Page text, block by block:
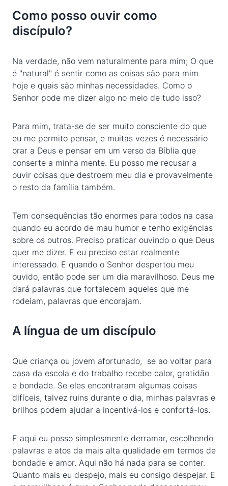
Como posso ouvir como
discípulo?
Na verdade, não vem naturalmente para mim; O que
é "natural" é sentir como as coisas são para mim
hoje e quais são minhas necessidades. Como o
Senhor pode me dizer algo no meio de tudo isso?
Para mim, trata-se de ser muito consciente do que
eu me permito pensar, e muitas vezes é necessário
orar a Deus e pensar em um verso da Bíblia que
conserte a minha mente. Eu posso me recusar a
ouvir coisas que destroem meu dia e provavelmente
o resto da família também.
Tem consequências tão enormes para todos na casa
quando eu acordo de mau humor e tenho exigências
sobre os outros. Preciso praticar ouvindo o que Deus
quer me dizer. E eu preciso estar realmente
interessado. E quando o Senhor despertou meu
ouvido, então pode ser um dia maravilhoso. Deus me
dará palavras que fortalecem aqueles que me
rodeiam, palavras que encorajam.
A língua de um discípulo
Que criança ou jovem afortunado, se ao voltar para
casa da escola e do trabalho recebe calor, gratidão
e bondade. Se eles encontraram algumas coisas
difíceis, talvez ruins durante o dia, minhas palavras e
brilhos podem ajudar a incentivá-los e confortá-los.
E aqui eu posso simplesmente derramar, escolhendo
palavras e atos da mais alta qualidade em termos de
bondade e amor. Aqui não há nada para se conter.
Quanto mais eu despejo, mais eu consigo despejar. E